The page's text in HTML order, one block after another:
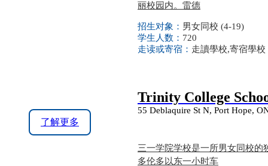
丽校园内。雷德
招生对象： 男女同校 (4-19)
学生人数： 720
走读或寄宿： 走讀學校,寄宿學校
了解更多
Trinity College
55 Deblaquire St N, Port Hope,
三一学院学校是一所男女同校的
多伦多以东一小时车